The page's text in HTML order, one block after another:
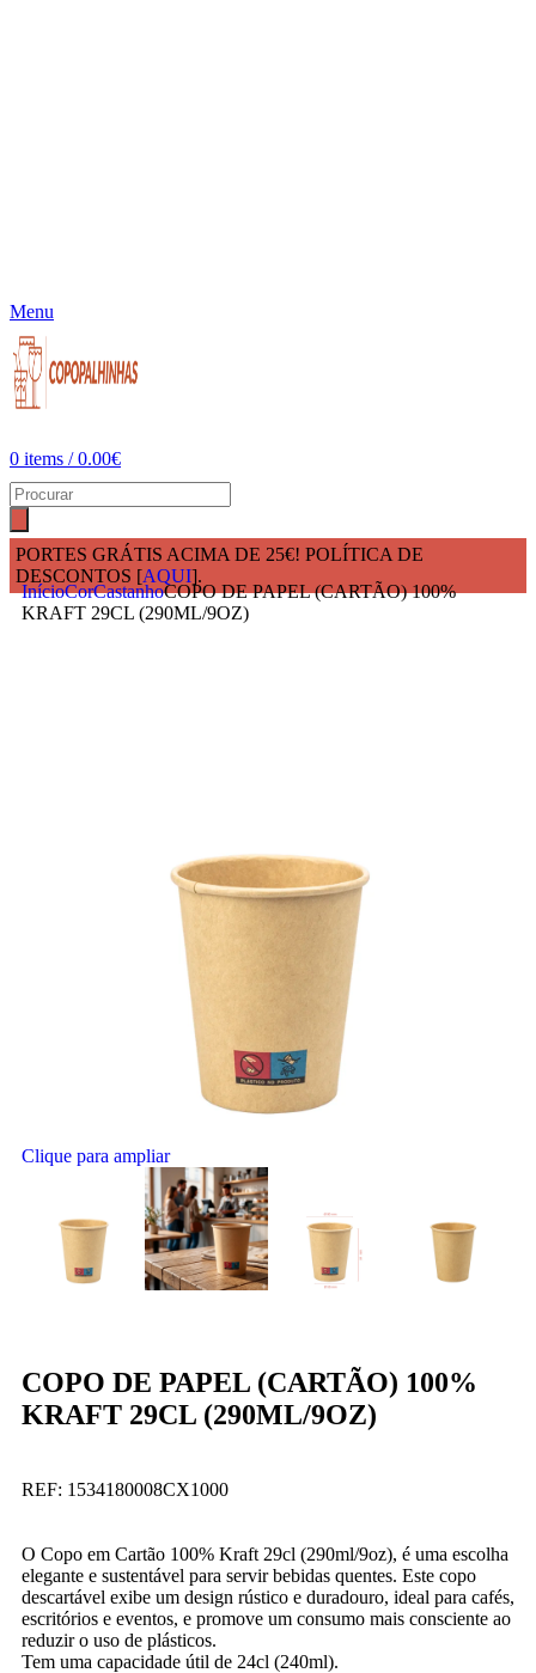
Menu
0 items / 0.00€
PORTES GRÁTIS ACIMA DE 25€! POLÍTICA DE
DESCONTOS [AQUI].
InícioCorCastanhoCOPO DE PAPEL (CARTÃO) 100%
KRAFT 29CL (290ML/9OZ)
Clique para ampliar
COPO DE PAPEL (CARTÃO) 100%
KRAFT 29CL (290ML/9OZ)
REF: 1534180008CX1000
O Copo em Cartão 100% Kraft 29cl (290ml/9oz), é uma escolha
elegante e sustentável para servir bebidas quentes. Este copo
descartável exibe um design rústico e duradouro, ideal para cafés,
escritórios e eventos, e promove um consumo mais consciente ao
reduzir o uso de plásticos.
Tem uma capacidade útil de 24cl (240ml).